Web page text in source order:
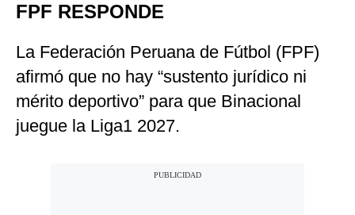
FPF RESPONDE
La Federación Peruana de Fútbol (FPF)
afirmó que no hay “sustento jurídico ni
mérito deportivo” para que Binacional
juegue la Liga1 2027.